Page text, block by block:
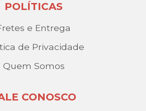
POLÍTICAS
e Entrega
de Privacidade
Quem Somos
CONOSCO